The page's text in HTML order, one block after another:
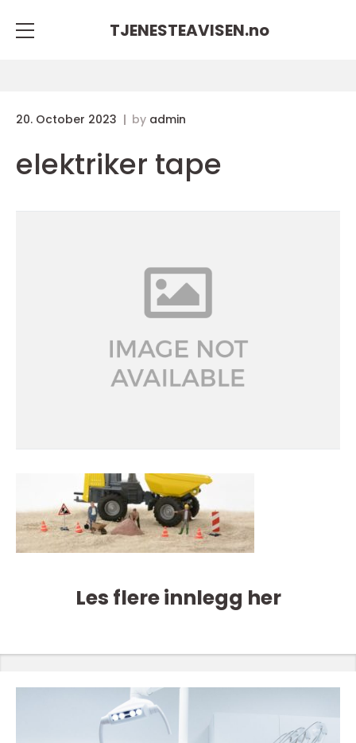
TJENESTEAVISEN.no
20. October 2023 by admin
elektriker tape
Les flere innlegg her